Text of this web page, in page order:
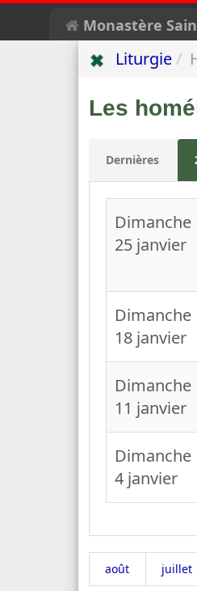
Monastère
Liturgie
Les
Dernières
Dimanche
25 janvier
Dimanche
18 janvier
Dimanche
11 janvier
Dimanche
4 janvier
août juillet